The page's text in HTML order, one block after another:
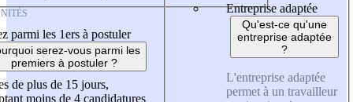
parmi les 1ers à postuler
serez-vous parmi les
premiers à postuler ?
de plus de 15 jours,
moins de 4 candidatures
Entreprise adaptée
Qu'est-ce qu'une
entreprise adaptée
?
L'entreprise adaptée
permet à un travailleur